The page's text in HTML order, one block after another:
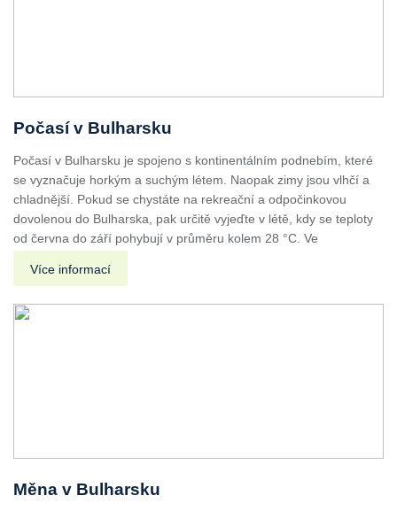
Počasí v Bulharsku
Počasí v Bulharsku je spojeno s kontinentálním podnebím, které
se vyznačuje horkým a suchým létem. Naopak zimy jsou vlhčí a
chladnější. Pokud se chystáte na rekreační a odpočinkovou
dovolenou do Bulharska, pak určitě vyjeďte v létě, kdy se teploty
od června do září pohybují v průměru kolem 28 °C. Ve
Více informací
Měna v Bulharsku